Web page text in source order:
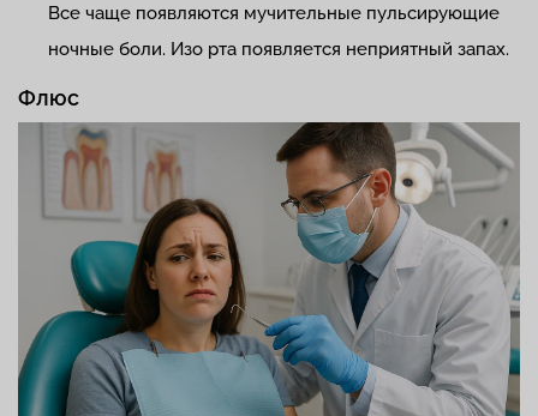
Все чаще появляются мучительные пульсирующие
ночные боли. Изо рта появляется неприятный запах.
Флюс